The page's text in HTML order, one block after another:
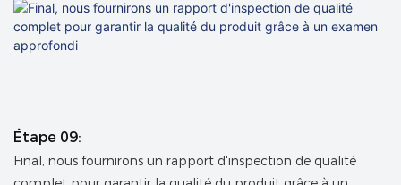
Étape 09:
Final, nous fournirons un rapport d'inspection de qualité